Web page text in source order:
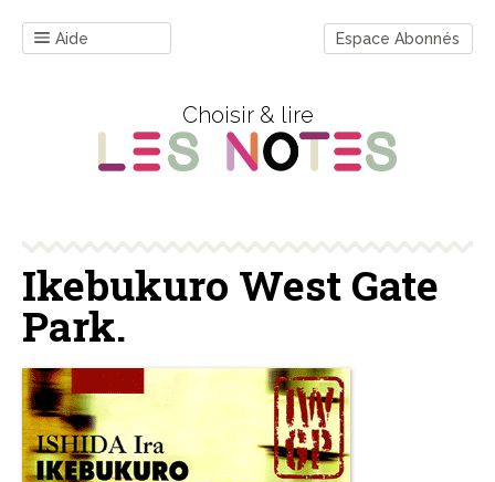
Aide Espace Abonnés
Choisir & lire
Ikebukuro West Gate
Park.